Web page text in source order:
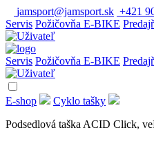
jamsport@jamsport.sk +421
Servis Požičovňa E-BIKE
Servis Požičovňa E-BIKE
E-shop
Cyklo tašky
Podsedlová taška ACID Click,